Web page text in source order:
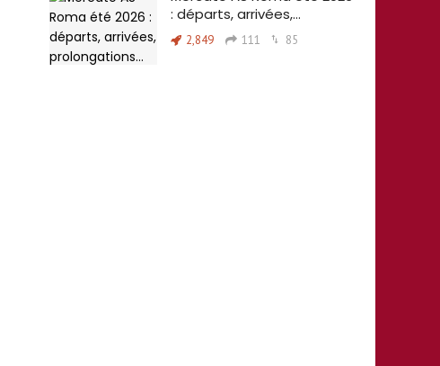
: départs, arrivées,…
2,849 111 85